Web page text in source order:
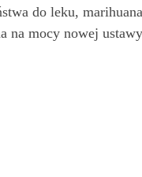
do leku,
na mocy nowej